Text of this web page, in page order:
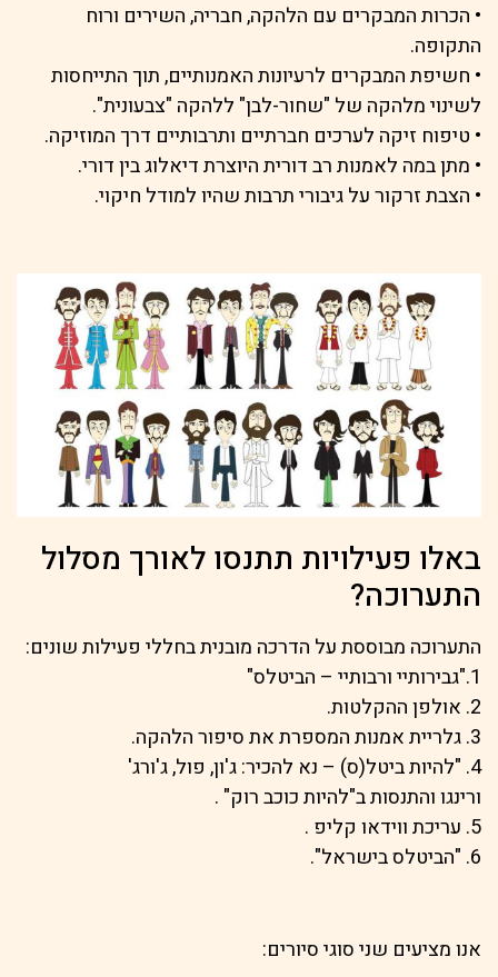
• הכרות המבקרים עם הלהקה, חבריה, השירים ורוח
התקופה.
• חשיפת המבקרים לרעיונות האמנותיים, תוך התייחסות
לשינוי מלהקה של "שחור-לבן" ללהקה "צבעונית".
• טיפוח זיקה לערכים חברתיים ותרבותיים דרך המוזיקה.
• מתן במה לאמנות רב דורית היוצרת דיאלוג בין דורי.
• הצבת זרקור על גיבורי תרבות שהיו למודל חיקוי.
באלו פעילויות תתנסו לאורך מסלול
התערוכה?
התערוכה מבוססת על הדרכה מובנית בחללי פעילות שונים:
4. "להיות ביטל(ס) – נא להכיר: ג'ון, פול, ג'ורג'
ורינגו והתנסות ב"להיות כוכב רוק" .
אנו מציעים שני סוגי סיורים: